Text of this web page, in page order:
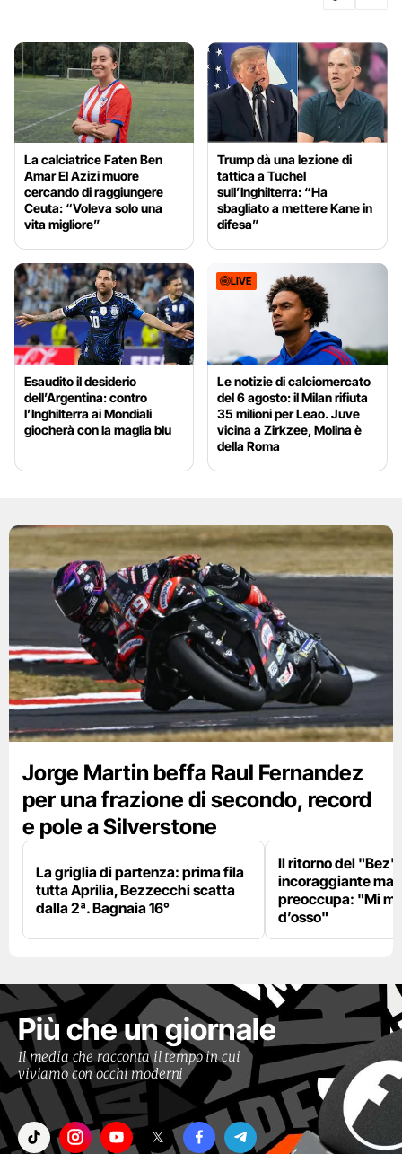
La calciatrice Faten Ben
Amar El Azizi muore
cercando di raggiungere
Ceuta: “Voleva solo una
vita migliore”
Trump dà una lezione di
tattica a Tuchel
sull’Inghilterra: “Ha
sbagliato a mettere Kane in
difesa”
Esaudito il desiderio
dell’Argentina: contro
l’Inghilterra ai Mondiali
giocherà con la maglia blu
LIVE
Le notizie di calciomercato
del 6 agosto: il Milan rifiuta
35 milioni per Leao. Juve
vicina a Zirkzee, Molina è
della Roma
Jorge Martin beffa Raul Fernandez
per una frazione di secondo, record
e pole a Silverstone
La griglia di partenza: prima fila
tutta Aprilia, Bezzecchi scatta
dalla 2ª. Bagnaia 16°
Il ritorno del "Bez"
incoraggiante ma
preoccupa: "Mi
d’osso"
Più che un giornale
Il media che racconta il tempo in cui
viviamo con occhi moderni